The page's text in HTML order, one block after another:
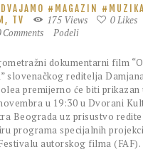
MAGAZIN
TV
175 Views 0Likes
Comments Podeli
dokumentarni film
slovenačkog reditelja
premijerno će biti prikazan
u 19:30 u Dvorani
Beograda uz prisustvo
programa specijalnih
autorskog filma (FAF).